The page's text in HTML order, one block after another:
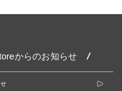
からのお知らせ